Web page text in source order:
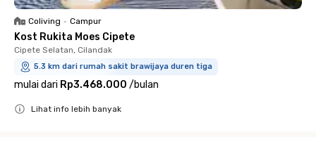
Coliving • Campur
Kost Rukita Moes Cipete
Cipete Selatan, Cilandak
5.3 km dari rumah sakit brawijaya duren tiga
mulai dari Rp3.468.000 /bulan
Lihat info lebih banyak